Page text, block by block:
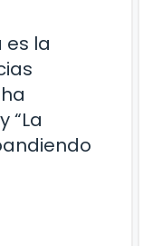
la
“La